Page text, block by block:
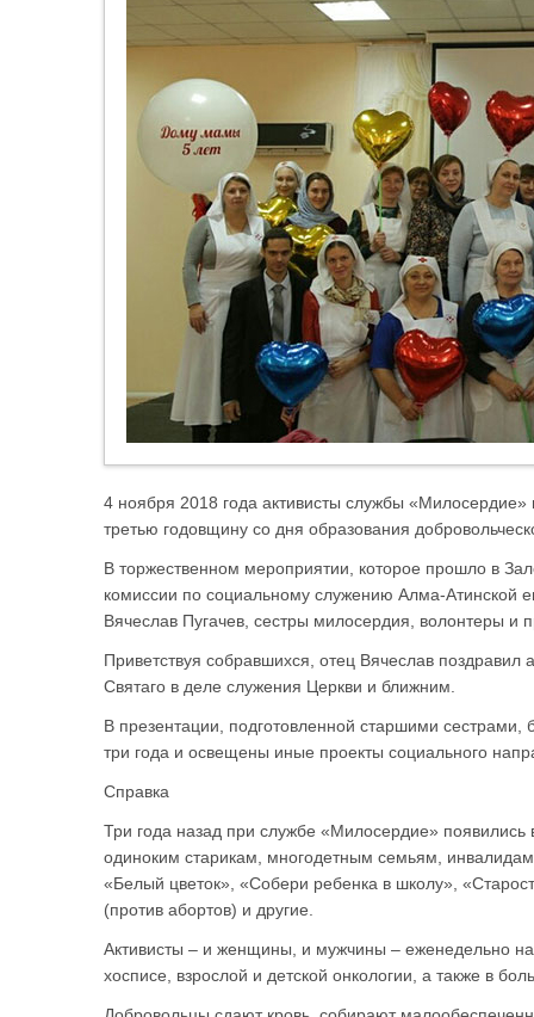
4 ноября 2018 года активисты службы
третью годовщину со дня образования
В торжественном мероприятии, которое прошло в
комиссии по социальному служению Алма-Атинской
Вячеслав Пугачев, сестры милосердия, волонтеры и
Приветствуя собравшихся, отец Вячеслав
Святаго в деле служения Церкви и ближним.
В презентации, подготовленной старшими
три года и освещены иные проекты социального
Справка
Три года назад при службе «Милосердие»
одиноким старикам, многодетным семьям,
«Белый цветок», «Собери ребенка в школу»,
(против абортов) и другие.
Активисты – и женщины, и мужчины – еженедельно
хосписе, взрослой и детской онкологии, а также в